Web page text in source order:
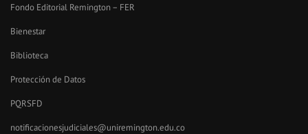
Fondo Editorial Remington – FER
Bienestar
Biblioteca
Protección de Datos
PQRSFD
notificacionesjudiciales@uniremington.edu.co